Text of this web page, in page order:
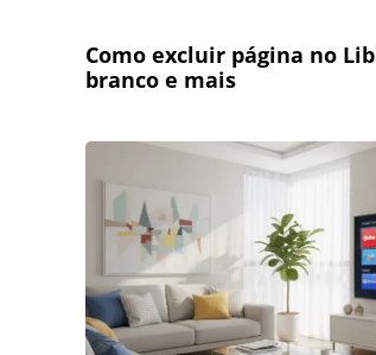
Como excluir página no
branco e mais